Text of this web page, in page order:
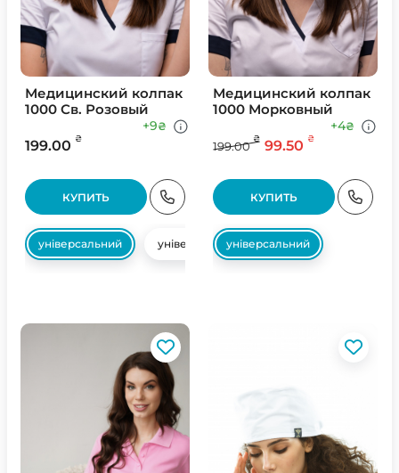
Медицинский колпак
1000 Св. Розовый
199.00 ₴
+9₴
КУПИТЬ
універсальний універсальний
Медицинский колпак
1000 Морковный
199.00
₴ 99.50 ₴
+4₴
КУПИТЬ
універсальний